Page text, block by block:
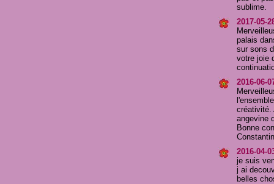
sublime.
2017-05-
palais
sur sons
votre joie
2016-06-
créativité.
angevine
Bonne
Constantin
2016-04-
je suis
j ai
belles